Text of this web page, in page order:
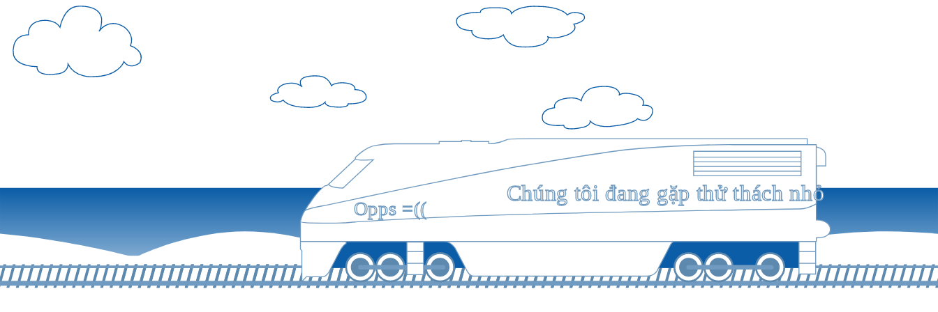
Opps =((
Chúng tôi đang gặp thử thách nhỏ